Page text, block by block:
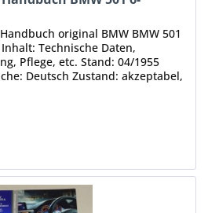
original BMW BMW 501
Technische Daten,
Pflege, etc. Stand: 04/1955
Deutsch Zustand: akzeptabel,